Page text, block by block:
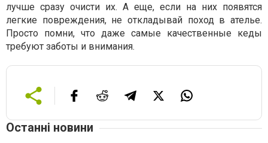
лучше сразу очисти их. А еще, если на них появятся
легкие повреждения, не откладывай поход в ателье.
Просто помни, что даже самые качественные кеды
требуют заботы и внимания.
Останні новини